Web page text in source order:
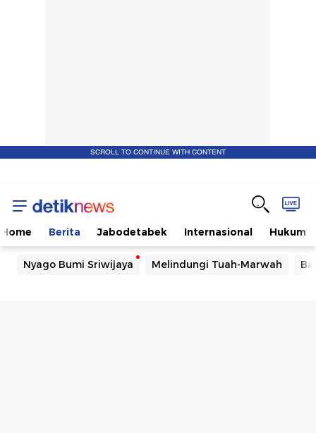
SCROLL TO CONTINUE WITH CONTENT
Home Berita Jabodetabek Internasional Hukum
Nyago Bumi Sriwijaya Melindungi Tuah-Marwah